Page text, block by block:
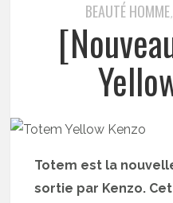
BEAUTÉ HOMME,
Totem est la
sortie par Kenzo.